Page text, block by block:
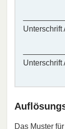
Unterschrift
Unterschrift
Das Muster